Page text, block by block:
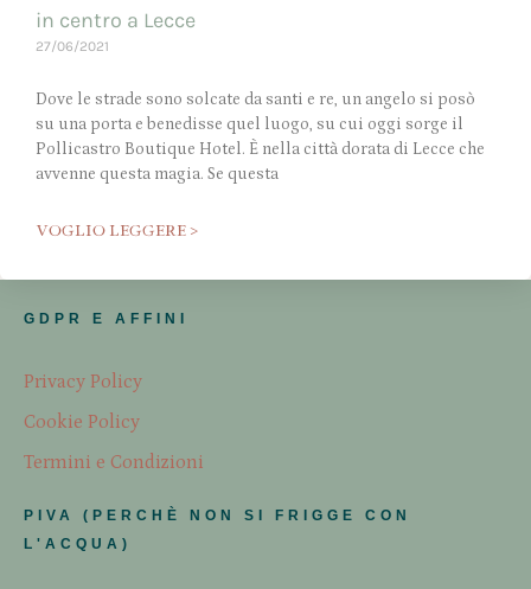
in centro a Lecce
27/06/2021
Dove le strade sono solcate da santi e re, un angelo si posò
su una porta e benedisse quel luogo, su cui oggi sorge il
Pollicastro Boutique Hotel. È nella città dorata di Lecce che
avvenne questa magia. Se questa
VOGLIO LEGGERE >
GDPR E AFFINI
Privacy Policy
Cookie Policy
Termini e Condizioni
PIVA (PERCHÈ NON SI FRIGGE CON
L'ACQUA)